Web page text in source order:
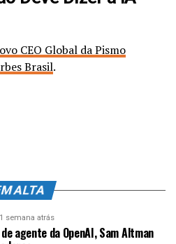
CEO Global da Pismo
Brasil.
ALTA
1 semana atrás
agente da OpenAI, Sam Altman